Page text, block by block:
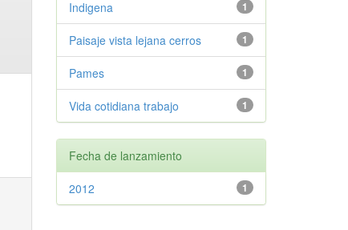
1
Indigena
1
Paisaje vista lejana cerros
1
Pames
1
Vida cotidiana trabajo
Fecha de lanzamiento
1
2012